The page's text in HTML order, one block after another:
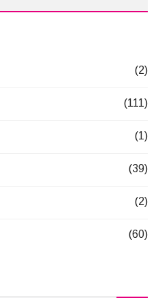
(2)
(111)
(1)
(39)
(2)
(60)